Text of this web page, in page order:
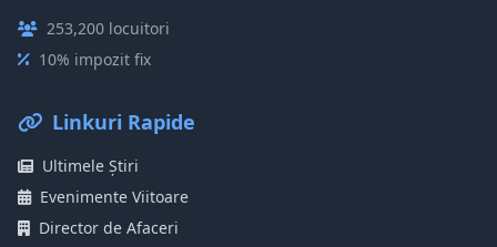
253,200 locuitori
10% impozit fix
Linkuri Rapide
Ultimele Știri
Evenimente Viitoare
Director de Afaceri